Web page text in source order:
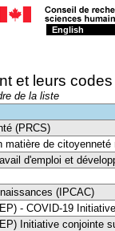
English
et leurs codes
de la liste
(PRCS)
de citoyenneté
d'emploi et
(IPCAC)
- COVID-19
Initiative conjointe